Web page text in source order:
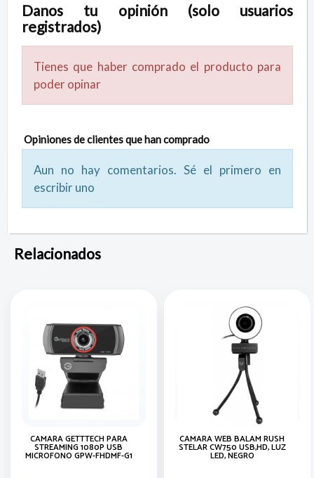
Danos tu opinión (solo usuarios
registrados)
Tienes que haber comprado el producto para
poder opinar
Opiniones de clientes que han comprado
Aun no hay comentarios. Sé el primero en
escribir uno
Relacionados
CAMARA GETTTECH PARA
STREAMING 1080P USB
MICROFONO GPW-FHDMF-G1
CAMARA WEB BALAM RUSH
STELAR CW750 USB,HD, LUZ
LED, NEGRO